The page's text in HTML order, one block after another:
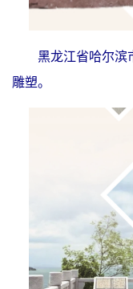
黑龙江省哈尔滨
雕塑。